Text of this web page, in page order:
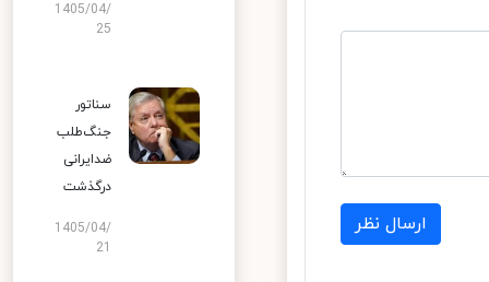
ارسال نظر
1405/04/
25
سناتور
جنگ‌طلب
ضدایرانی
درگذشت
1405/04/